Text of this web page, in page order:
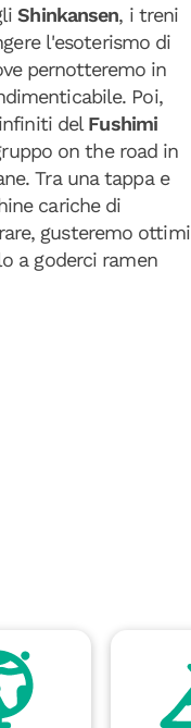
Shinkansen, i treni
l'esoterismo di
pernotteremo in
Poi,
del Fushimi
on the road in
Tra una tappa e
cariche di
gusteremo ottimi
a goderci ramen